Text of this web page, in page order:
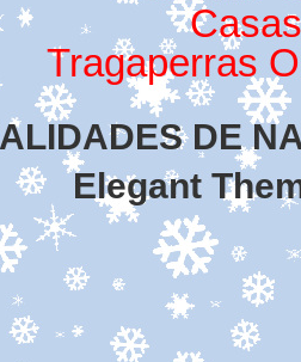
Tragaperras
DE
Elegant